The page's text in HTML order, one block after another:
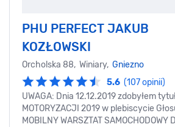
PHU PERFECT JAKUB
KOZŁOWSKI
Orcholska 88, Winiary, Gniezno
5.6 (107 opinii)
UWAGA: Dnia 12.12.2019 zdobyłem
MOTORYZACJI 2019 w plebiscycie
MOBILNY WARSZTAT SAMOCHODOWY